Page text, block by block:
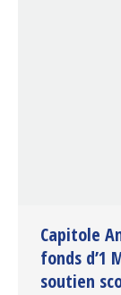
Capitole
fonds d’1
soutien